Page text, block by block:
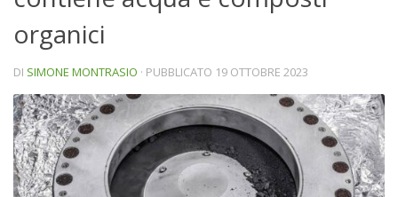
organici
DI SIMONE MONTRASIO · PUBBLICATO 19 OTTOBRE 2023